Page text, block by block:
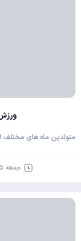
متولدین ماه های مختلف
جمعه 5 آوریل 2013